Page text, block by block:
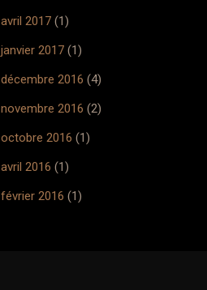
avril 2017 (1)
janvier 2017 (1)
décembre 2016 (4)
novembre 2016 (2)
octobre 2016 (1)
avril 2016 (1)
février 2016 (1)